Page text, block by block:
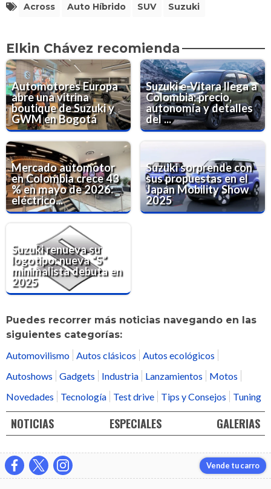
Across Auto Híbrido SUV Suzuki
Elkin Chávez recomienda
Automotores Europa
abre una vitrina
boutique de Suzuki y
GWM en Bogotá
Suzuki e-Vitara llega a
Colombia: precio,
autonomía y detalles
del ...
Mercado automotor
en Colombia crece 43
% en mayo de 2026:
eléctrico...
Suzuki sorprende con
sus propuestas en el
Japan Mobility Show
2025
Suzuki renueva su
logotipo: nueva “S”
minimalista debuta en
2025
Puedes recorrer más noticias navegando en las
siguientes categorías:
Automovilismo
Autos clásicos
Autos ecológicos
Autoshows
Gadgets Industria Lanzamientos
Motos
Novedades
Tecnología Test drive Tips y Consejos Tuning
NOTICIAS ESPECIALES GALERIAS
Vende tu carro